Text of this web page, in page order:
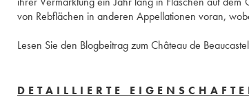
von Rebflächen in anderen Appellationen voran,
Lesen Sie den Blogbeitrag zum Château de Beaucastel
DETAILLIERTE